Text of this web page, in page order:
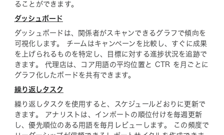
ることができます。
ダッシュボード
ダッシュボードは、関係者がスキャンできるグラフで傾向を
可視化します。 チームはキャンペーンを比較し、すぐに成果
を上げられるものを特定し、目標に対する進捗状況を追跡で
きます。 代理店は、コア用語の平均位置と CTR を月ごとに
グラフ化したボードを共有できます。
繰り返しタスク
繰り返しタスクを使用すると、スケジュールどおりに更新で
きます。 アナリストは、インポートの順位付けを毎週更新
し、優先順位のある用語を毎月レビューします。 この頻度で